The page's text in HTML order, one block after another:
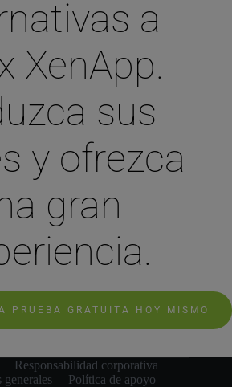
a
XenApp.
sus
y ofrezca
gran
PRUEBA GRATUITA HOY MISMO
Responsabilidad corporativa
Política de apoyo